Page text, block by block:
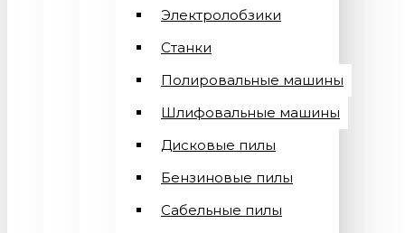
Электролобзики
Станки
Полировальные машины
Шлифовальные машины
Дисковые пилы
Бензиновые пилы
Сабельные пилы